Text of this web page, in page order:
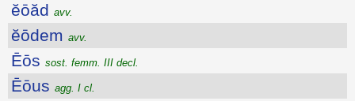
ĕōăd avv.
ĕōdem avv.
Ēōs sost. femm. III decl.
Ēōus agg. I cl.